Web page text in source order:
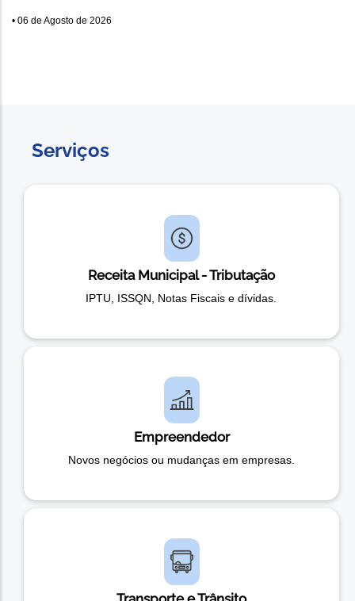
• 06 de Agosto de 2026
Serviços
Receita Municipal - Tributação
IPTU, ISSQN, Notas Fiscais e dívidas.
Empreendedor
Novos negócios ou mudanças em empresas.